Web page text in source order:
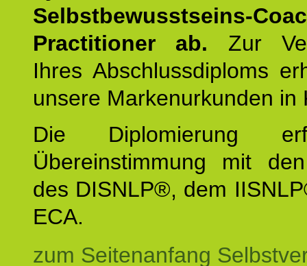
Selbstbewusstseins-
Practitioner ab. Zur
Ihres Abschlussdiploms
unsere Markenurkunden in
Die Diplomierung
Übereinstimmung mit
des DISNLP®, dem
ECA.
zum Seitenanfang